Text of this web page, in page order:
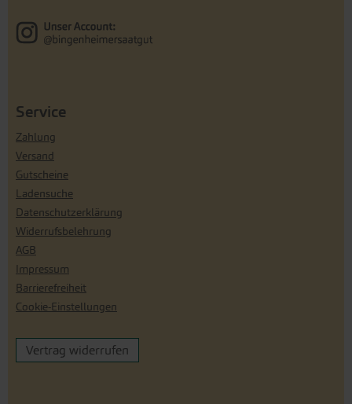
Service
Zahlung
Versand
Gutscheine
Ladensuche
Datenschutzerklärung
Widerrufsbelehrung
AGB
Impressum
Barrierefreiheit
Cookie-Einstellungen
Vertrag widerrufen